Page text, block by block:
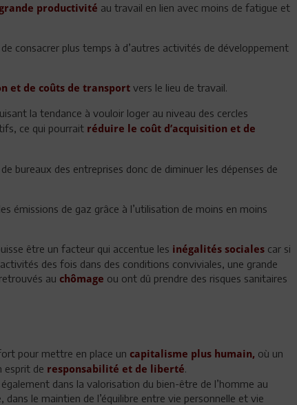
grande productivité au travail en lien avec moins de fatigue et
consacrer plus temps à d’autres activités de développement
et de coûts de transport vers le lieu de travail.
la tendance à vouloir loger au niveau des cercles
ce qui pourrait réduire le coût d’acquisition et de
bureaux des entreprises donc de diminuer les dépenses de
émissions de gaz grâce à l’utilisation de moins en moins
être un facteur qui accentue les inégalités sociales car si
des fois dans des conditions conviviales, une grande
au chômage ou ont dû prendre des risques sanitaires
pour mettre en place un capitalisme plus humain, où un
esprit de responsabilité et de liberté.
dans la valorisation du bien-être de l’homme au
le maintien de l’équilibre entre vie personnelle et vie